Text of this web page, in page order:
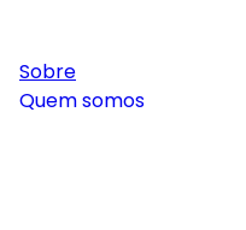
Sobre
Quem somos